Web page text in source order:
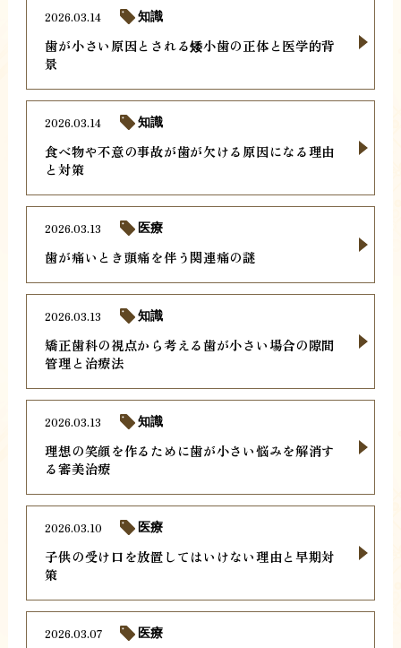
歯が小さい原因とされる矮小歯の正体と医学的背
景
2026.03.14 知識
食べ物や不意の事故が歯が欠ける原因になる理由
と対策
2026.03.14 知識
歯が痛いとき頭痛を伴う関連痛の謎
2026.03.13 医療
矯正歯科の視点から考える歯が小さい場合の隙間
管理と治療法
2026.03.13 知識
理想の笑顔を作るために歯が小さい悩みを解消す
る審美治療
2026.03.13 知識
子供の受け口を放置してはいけない理由と早期対
策
2026.03.10 医療
2026.03.07 医療